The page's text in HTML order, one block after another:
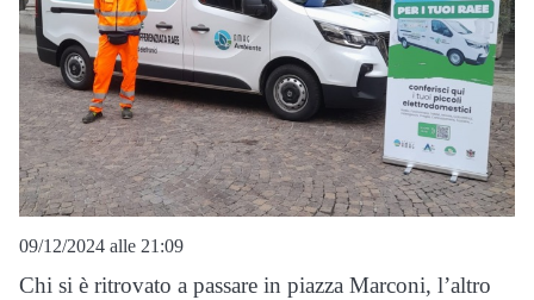
09/12/2024 alle 21:09
Chi si è ritrovato a passare in piazza Marconi, l’altro